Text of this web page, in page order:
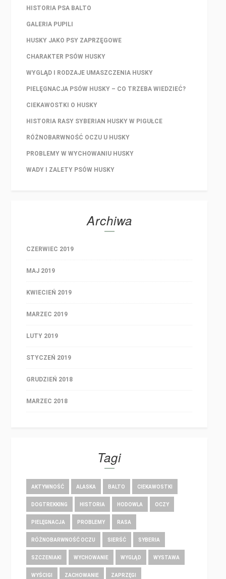
HISTORIA PSA BALTO
GALERIA PUPILI
HUSKY JAKO PSY ZAPRZĘGOWE
CHARAKTER PSÓW HUSKY
WYGLĄD I RODZAJE UMASZCZENIA HUSKY
PIELĘGNACJA PSÓW HUSKY – CO TRZEBA WIEDZIEĆ?
CIEKAWOSTKI O HUSKY
HISTORIA RASY SYBERIAN HUSKY W PIGUŁCE
RÓŻNOBARWNOŚĆ OCZU U HUSKY
PROBLEMY W WYCHOWANIU HUSKY
WADY I ZALETY PSÓW HUSKY
Archiwa
CZERWIEC 2019
MAJ 2019
KWIECIEŃ 2019
MARZEC 2019
LUTY 2019
STYCZEŃ 2019
GRUDZIEŃ 2018
MARZEC 2018
Tagi
AKTYWNOŚĆ ALASKA BALTO CIEKAWOSTKI
DOGTREKKING HISTORIA HODOWLA OCZY
PIELĘGNACJA PROBLEMY RASA
RÓŻNOBARWNOŚĆ OCZU SIERŚĆ SYBERIA
SZCZENIAKI WYCHOWANIE WYGLĄD WYSTAWA
WYŚCIGI ZACHOWANIE ZAPRZĘGI